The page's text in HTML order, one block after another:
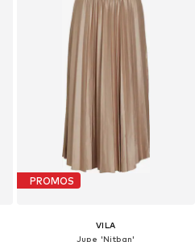
PROMOS
VILA
Jupe 'Nitban'